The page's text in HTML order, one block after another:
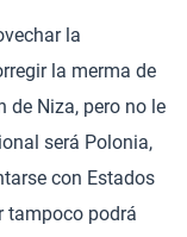
la
la merma de
de Niza, pero no le
será Polonia,
con Estados
tampoco podrá